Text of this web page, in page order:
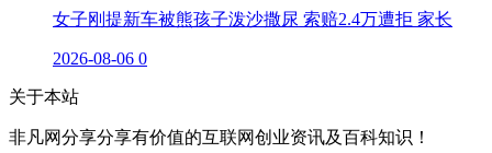
女子刚提新车被熊孩子泼沙撒尿 索赔2.4万遭拒 家长
2026-08-06 0
关于本站
非凡网分享分享有价值的互联网创业资讯及百科知识！